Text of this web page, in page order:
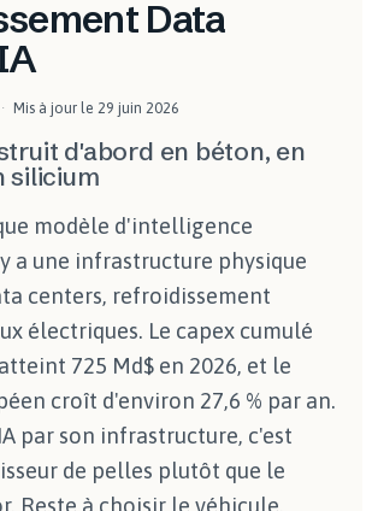
Data
Mis à jour le 29 juin 2026
d'abord en béton, en
silicium
modèle d'intelligence
a une infrastructure physique
centers, refroidissement
électriques. Le capex cumulé
725 Md$ en 2026, et le
croît d'environ 27,6 % par an.
par son infrastructure, c'est
de pelles plutôt que le
Reste à choisir le véhicule.